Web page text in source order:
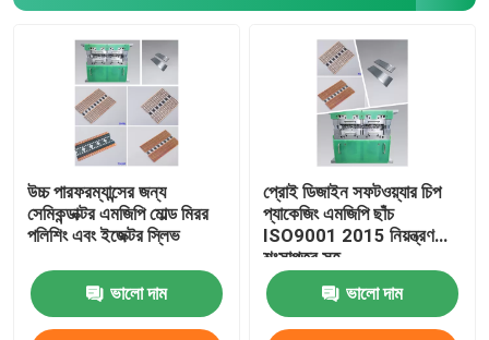
উচ্চ পারফরম্যান্সের জন্য
সেমিকন্ডাক্টর এমজিপি মোল্ড মিরর
পলিশিং এবং ইজেক্টর স্লিভ
ভালো দাম
প্রোই ডিজাইন সফটওয়্যার চিপ
প্যাকেজিং এমজিপি ছাঁচ
ISO9001 2015 নিয়ন্ত্রণ
শংসাপত্র সহ
ভালো দাম